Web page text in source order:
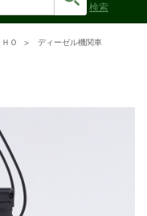
検索
ＨＯ ディーゼル機関車